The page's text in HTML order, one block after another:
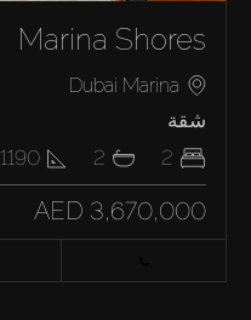
Marina Shores
Dubai Marina
شقة
2
2
1190
AED 3,670,000